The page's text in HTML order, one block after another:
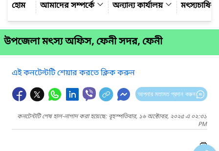
আমাদের সম্পর্কে
অন্যান্য কার্যালয় মৎস্যচাষির
উপজেলা মৎস্য অফিস, ফেনী সদর, ফেনী
এই কনটেন্টটি শেয়ার করতে ক্লিক করুন
আপনার মতামত প্রদান করুন
কনটেন্টটি শেষ হাল-নাগাদ করা হয়েছে: বৃহস্পতিবার, ১৬ অক্টোবর, ২০২৫ এ ০২:৩১
PM